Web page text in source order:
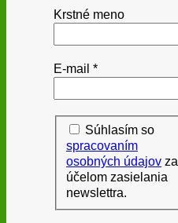
Krstné meno
E-mail *
Súhlasím so
spracovaním
osobných údajov za
účelom zasielania
newslettra.